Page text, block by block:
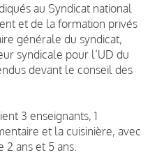
au Syndicat national
et de la formation privés
générale du syndicat,
syndicale pour l’UD du
devant le conseil des
3 enseignants, 1
et la cuisinière, avec
ans et 5 ans.